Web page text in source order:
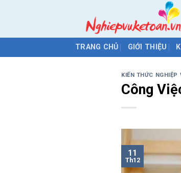
TRANG CHỦ GIỚI THIỆU
KIẾN THỨC NGHIỆP
Công
11
Th12